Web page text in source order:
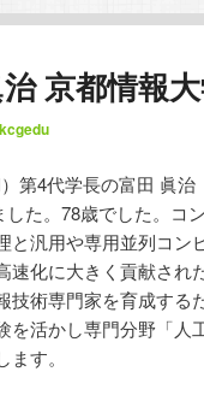
治 京都情報
kcgedu
第4代学長の富田 眞
た。78歳でした。コ
と汎用や専用並列コ
速化に大きく貢献さ
技術専門家を育成す
を活かし専門分野「
す。